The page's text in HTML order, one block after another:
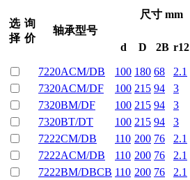
选
择
询
价
轴承型号
尺寸 mm
d D 2B r12
7220ACM/DB 100 180 68 2.1
7320ACM/DF
100 215 94 3
7320BM/DF
100 215 94 3
7320BT/DT
100 215 94 3
7222CM/DB
110 200 76 2.1
7222ACM/DB
110 200 76 2.1
7222BM/DBCB 110 200 76 2.1